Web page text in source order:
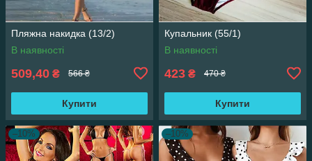
Пляжна накидка (13/2)
В наявності
509,40 ₴ 566 ₴
Купити
Купальник (55/1)
В наявності
423 ₴ 470 ₴
Купити
–10% –10%